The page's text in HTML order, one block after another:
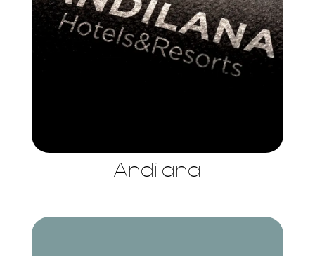
Andilana